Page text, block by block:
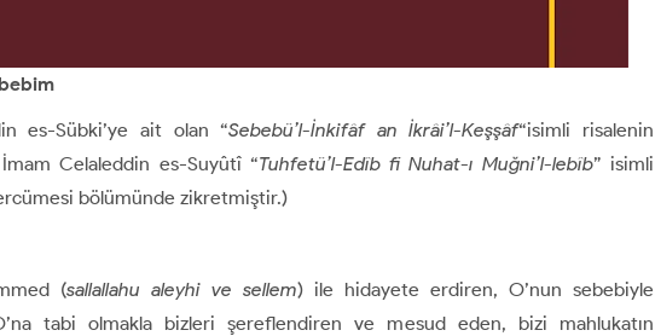
es-Sübki’ye ait olan “Sebebü’l-İnkifâf an İkrâi’l-Keşşâf“isimli risalenin
Celaleddin es-Suyûtî “Tuhfetü’l-Edîb fi Nuhat-ı Muğni’l-lebîb” isimli
bölümünde zikretmiştir.)
(sallallahu aleyhi ve sellem) ile hidayete erdiren, O’nun sebebiyle
tabi olmakla bizleri şereflendiren ve mesud eden, bizi mahlukatın